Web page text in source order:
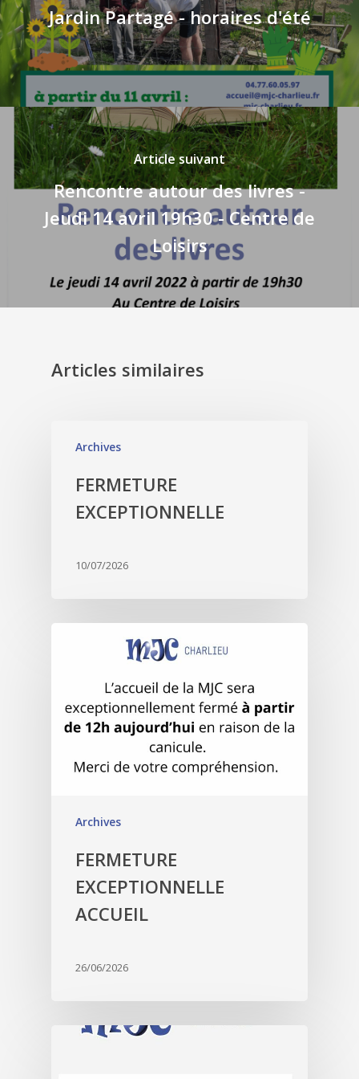
Jardin Partagé - horaires d'été
Article suivant
Rencontre autour des livres -
Jeudi 14 avril 19h30 - Centre de
Loisirs
Articles similaires
Archives
FERMETURE
EXCEPTIONNELLE
10/07/2026
Archives
FERMETURE
EXCEPTIONNELLE
ACCUEIL
26/06/2026